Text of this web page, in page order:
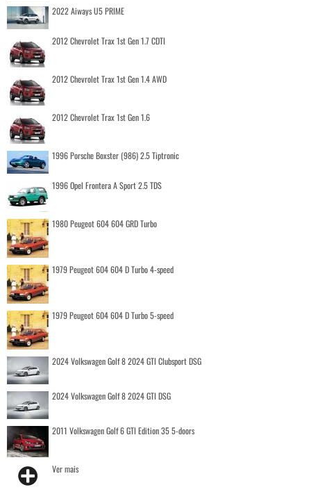
2022 Aiways U5 PRIME
2012 Chevrolet Trax 1st Gen 1.7 CDTI
2012 Chevrolet Trax 1st Gen 1.4 AWD
2012 Chevrolet Trax 1st Gen 1.6
1996 Porsche Boxster (986) 2.5 Tiptronic
1996 Opel Frontera A Sport 2.5 TDS
1980 Peugeot 604 604 GRD Turbo
1979 Peugeot 604 604 D Turbo 4-speed
1979 Peugeot 604 604 D Turbo 5-speed
2024 Volkswagen Golf 8 2024 GTI Clubsport DSG
2024 Volkswagen Golf 8 2024 GTI DSG
2011 Volkswagen Golf 6 GTI Edition 35 5-doors
Ver mais